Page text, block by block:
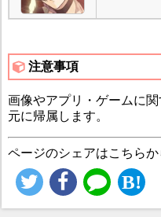
注意事項
画像やアプリ・ゲームに
元に帰属します。
ページのシェアはこちらか